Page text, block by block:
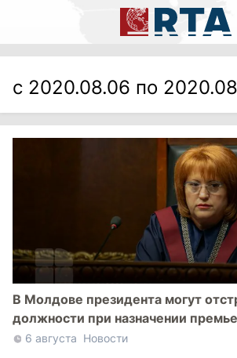
с 2020.08.06 по
В Молдове президента могут
должности при назначении
6 августа Новости